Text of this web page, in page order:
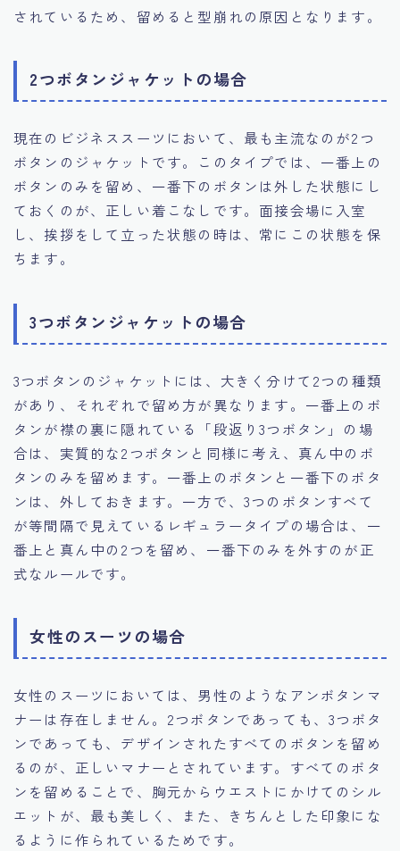
されているため、留めると型崩れの原因となります。
2つボタンジャケットの場合
現在のビジネススーツにおいて、最も主流なのが2つ
ボタンのジャケットです。このタイプでは、一番上の
ボタンのみを留め、一番下のボタンは外した状態にし
ておくのが、正しい着こなしです。面接会場に入室
し、挨拶をして立った状態の時は、常にこの状態を保
ちます。
3つボタンジャケットの場合
3つボタンのジャケットには、大きく分けて2つの種類
があり、それぞれで留め方が異なります。一番上のボ
タンが襟の裏に隠れている「段返り3つボタン」の場
合は、実質的な2つボタンと同様に考え、真ん中のボ
タンのみを留めます。一番上のボタンと一番下のボタ
ンは、外しておきます。一方で、3つのボタンすべて
が等間隔で見えているレギュラータイプの場合は、一
番上と真ん中の2つを留め、一番下のみを外すのが正
式なルールです。
女性のスーツの場合
女性のスーツにおいては、男性のようなアンボタンマ
ナーは存在しません。2つボタンであっても、3つボタ
ンであっても、デザインされたすべてのボタンを留め
るのが、正しいマナーとされています。すべてのボタ
ンを留めることで、胸元からウエストにかけてのシル
エットが、最も美しく、また、きちんとした印象にな
るように作られているためです。